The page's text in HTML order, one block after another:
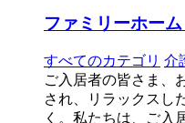
ファミリーホー
すべてのカテゴリ 介
ご入居者の皆さま、
され、リラックスし
く。私たちは、ご入